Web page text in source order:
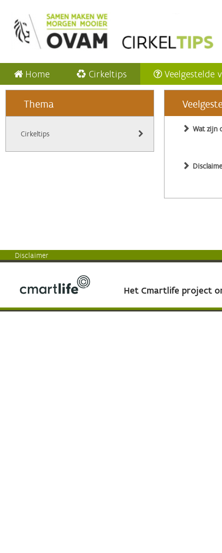
Home Cirkeltips Veelgestelde
Thema
Cirkeltips
Wat zijn
Disclaimer
Het Cmartlife project